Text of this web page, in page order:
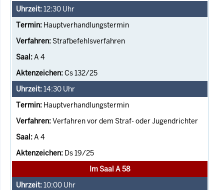
12:30 Uhr
Hauptverhandlungstermin
Strafbefehlsverfahren
A 4
Cs 132/25
14:30 Uhr
Hauptverhandlungstermin
Verfahren vor dem Straf- oder Jugendrichter
A 4
Ds 19/25
Im Saal A 58
10:00 Uhr